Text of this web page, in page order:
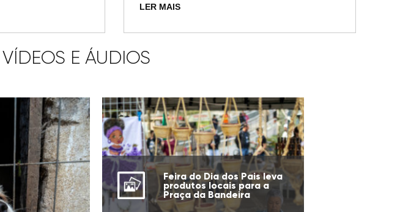
LER MAIS
E ÁUDIOS
Feira do Dia dos Pais leva
produtos locais para a
Praça da Bandeira